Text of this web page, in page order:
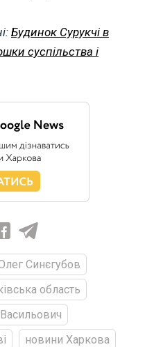
Будинок Сурукчі в
суспільства і
Синєгубов
область
новини Харкова